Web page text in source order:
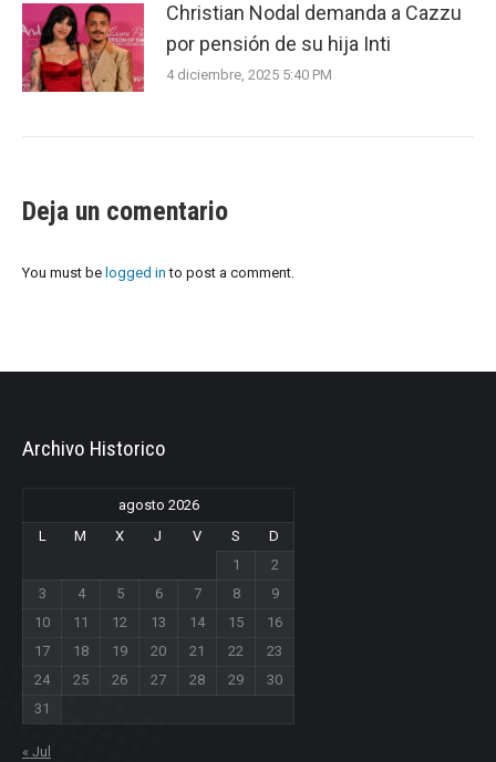
Christian Nodal demanda a Cazzu
por pensión de su hija Inti
4 diciembre, 2025 5:40 PM
Deja un comentario
You must be logged in to post a comment.
Archivo Historico
agosto 2026
L
M X J V S
D
1
2
3
4 5 6 7 8
9
10
11 12 13 14 15
16
17
18 19 20 21 22
23
24
25 26 27 28 29
30
31
« Jul